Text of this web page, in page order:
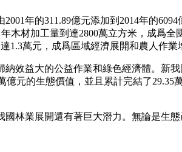
年的311.89億元添加到2014年的
材加工量到達2800萬立方米，成爲全
萬元，成爲區域經濟展開和農人作業
效益大的公益作業和綠色經濟體。新
元的生態價值，並且累計完結了29.35
林業展開還有著巨大潛力。無論是生